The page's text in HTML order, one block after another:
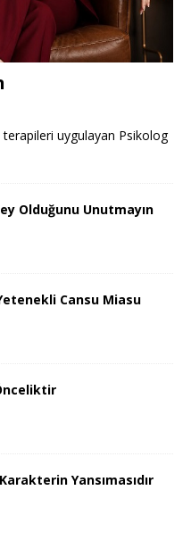
uygulayan Psikolog
Olduğunu Unutmayın
Cansu Miasu
Yansımasıdır